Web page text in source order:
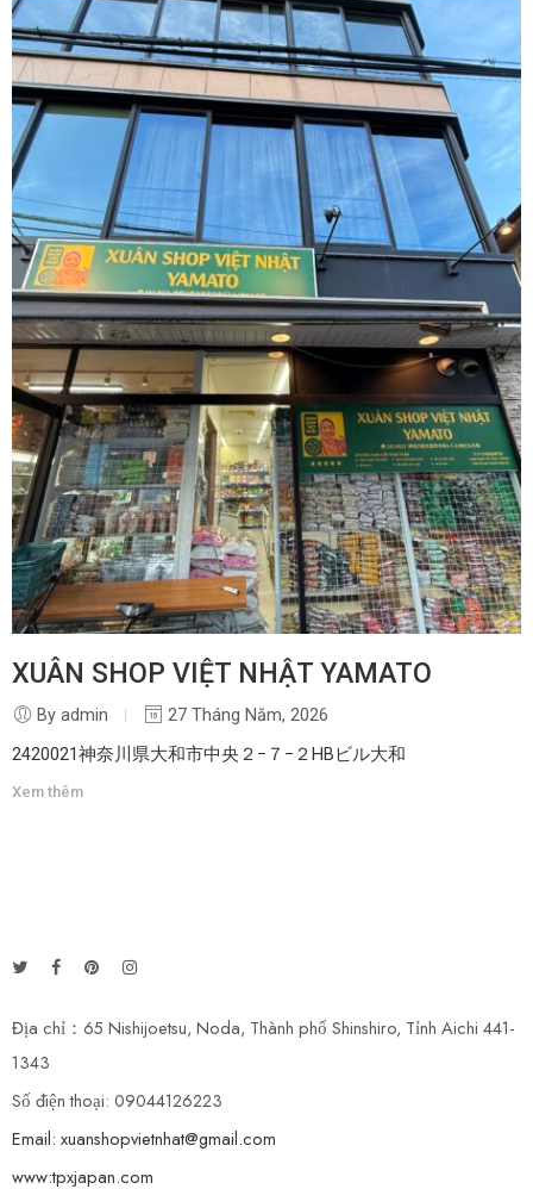
XUÂN SHOP VIỆT NHẬT YAMATO
By admin
27 Tháng Năm, 2026
2420021神奈川県大和市中央２−７−２HBビル大和
Xem thêm
Địa chỉ：65 Nishijoetsu, Noda, Thành phố Shinshiro, Tỉnh Aichi 441-
1343
Số điện thoại: 09044126223
Email: xuanshopvietnhat@gmail.com
www:tpxjapan.com